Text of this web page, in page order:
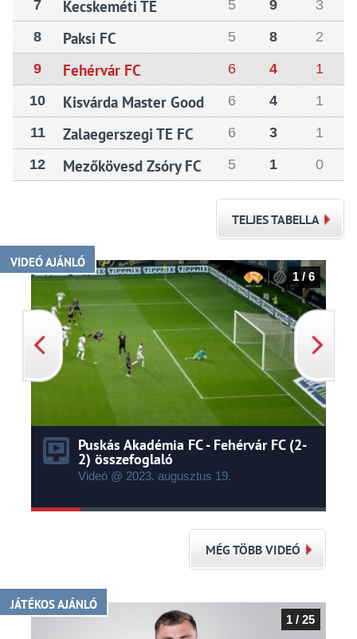
7 Kecskeméti TE 5 9
3
8
Paksi FC 5 8
2
9
Fehérvár FC 6 4
1
10
Kisvárda Master Good 6 4
1
11
Zalaegerszegi TE FC 6 3
1
12
Mezőkövesd Zsóry FC 5 1 0
TELJES TABELLA
VIDEÓ AJÁNLÓ
Puskás Akadémia FC - Fehérvár FC (2-
2) összefoglaló
Videó @ 2023. augusztus 19.
1 / 6
MÉG TÖBB VIDEÓ
JÁTÉKOS AJÁNLÓ
1 / 25